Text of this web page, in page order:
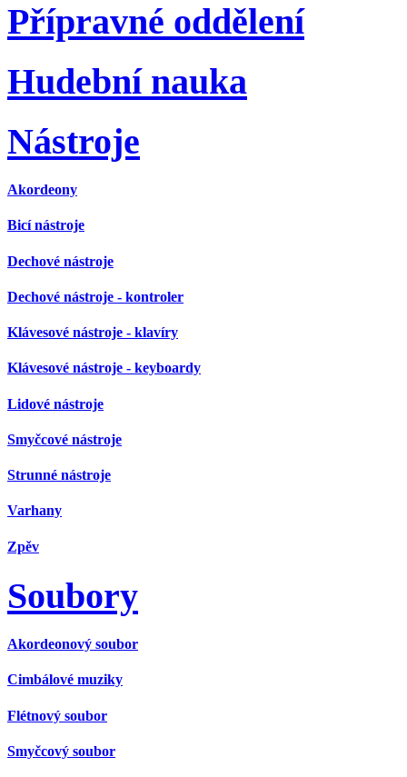
Přípravné oddělení
Hudební nauka
Nástroje
Akordeony
Bicí nástroje
Dechové nástroje
Dechové nástroje - kontroler
Klávesové nástroje - klavíry
Klávesové nástroje - keyboardy
Lidové nástroje
Smyčcové nástroje
Strunné nástroje
Varhany
Zpěv
Soubory
Akordeonový soubor
Cimbálové muziky
Flétnový soubor
Smyčcový soubor